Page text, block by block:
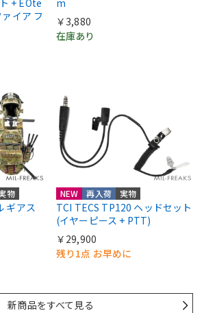
イア フ
￥3,880
在庫あり
物
ギアス
NEW 再入荷 実物
TCI TECS TP120 ヘッドセット
(イヤーピース + PTT)
￥29,900
残り1点 お早めに
新商品をすべて見る